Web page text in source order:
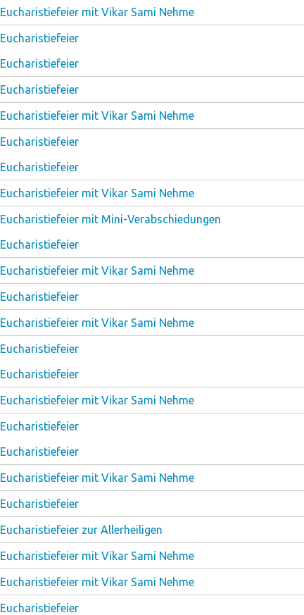
Eucharistiefeier mit Vikar Sami Nehme
Eucharistiefeier
Eucharistiefeier
Eucharistiefeier
Eucharistiefeier mit Vikar Sami Nehme
Eucharistiefeier
Eucharistiefeier
Eucharistiefeier mit Vikar Sami Nehme
Eucharistiefeier mit Mini-Verabschiedungen
Eucharistiefeier
Eucharistiefeier mit Vikar Sami Nehme
Eucharistiefeier
Eucharistiefeier mit Vikar Sami Nehme
Eucharistiefeier
Eucharistiefeier
Eucharistiefeier mit Vikar Sami Nehme
Eucharistiefeier
Eucharistiefeier
Eucharistiefeier mit Vikar Sami Nehme
Eucharistiefeier
Eucharistiefeier zur Allerheiligen
Eucharistiefeier mit Vikar Sami Nehme
Eucharistiefeier mit Vikar Sami Nehme
Eucharistiefeier